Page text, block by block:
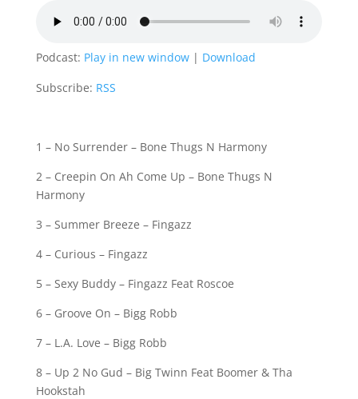
Podcast: Play in new window| Download
Subscribe: RSS
1 – No Surrender – Bone Thugs N Harmony
2 – Creepin On Ah Come Up – Bone Thugs N
Harmony
3 – Summer Breeze – Fingazz
4 – Curious – Fingazz
5 – Sexy Buddy – Fingazz Feat Roscoe
6 – Groove On – Bigg Robb
7 – L.A. Love – Bigg Robb
8 – Up 2 No Gud – Big Twinn Feat Boomer & Tha
Hookstah